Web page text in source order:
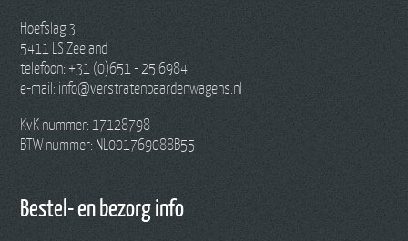
Hoefslag 3
5411 LS Zeeland
telefoon: +31 (0)651 - 25 6984
e-mail: info@verstratenpaardenwagens.nl
KvK nummer: 17128798
BTW nummer: NL001769088B55
Bestel- en bezorg info